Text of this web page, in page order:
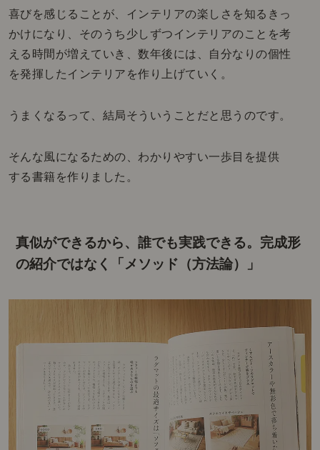
喜びを感じることが、インテリアの楽しさを知るきっ
かけになり、そのうち少しずつインテリアのことを考
える時間が増えていき、数年後には、自分なりの個性
を発揮したインテリアを作り上げていく。
うまくなるって、結局そういうことだと思うのです。
そんな風になるための、わかりやすい一歩目を提供
する書籍を作りました。
真似ができるから、誰でも実践できる。 完成形
の紹介ではなく「メソッド（方法論）」